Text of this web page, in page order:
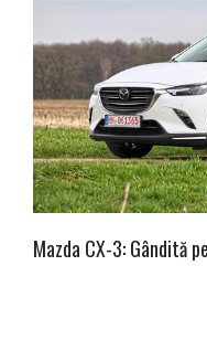
Mazda CX-3: Gândită